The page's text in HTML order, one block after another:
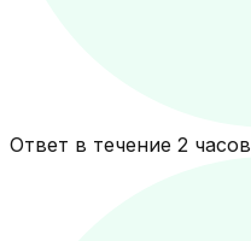
Ответ в течение 2 часов